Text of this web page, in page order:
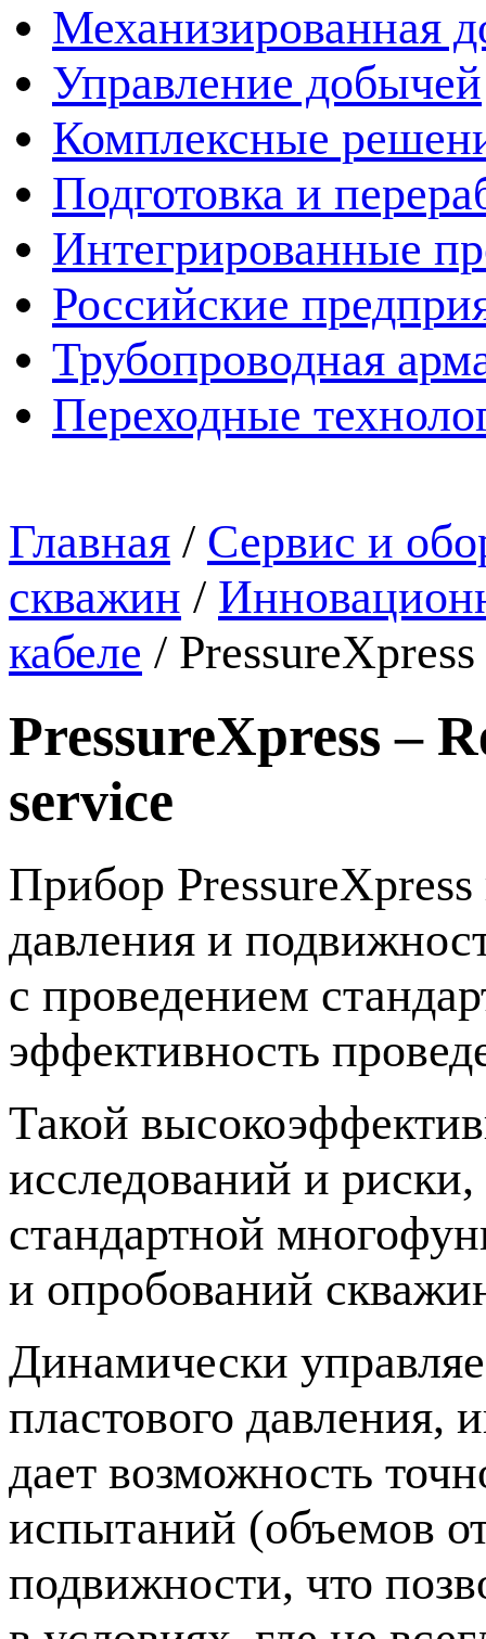
Механизированная
Управление добычей
Комплексные
Подготовка и
Интегрированные
Российские
Трубопроводная
Переходные
Главная / Сервис и
скважин /
кабеле /
PressureXpress –
service
Прибор PressureXpress
давления и
с проведением
эффективность
Такой
исследований и
стандартной
и опробований
Динамически
пластового давления,
дает возможность
испытаний (объемов
подвижности, что